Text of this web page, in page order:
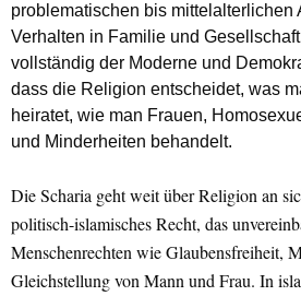
problematischen bis mittelalterlichen
Verhalten in Familie und
vollständig der Moderne und
dass die Religion entscheidet, was
heiratet, wie man Frauen,
und Minderheiten behandelt.
Die Scharia geht weit über Religion an
politisch-islamisches Recht, das
Menschenrechten wie Glaubensfreiheit,
Gleichstellung von Mann und Frau. In